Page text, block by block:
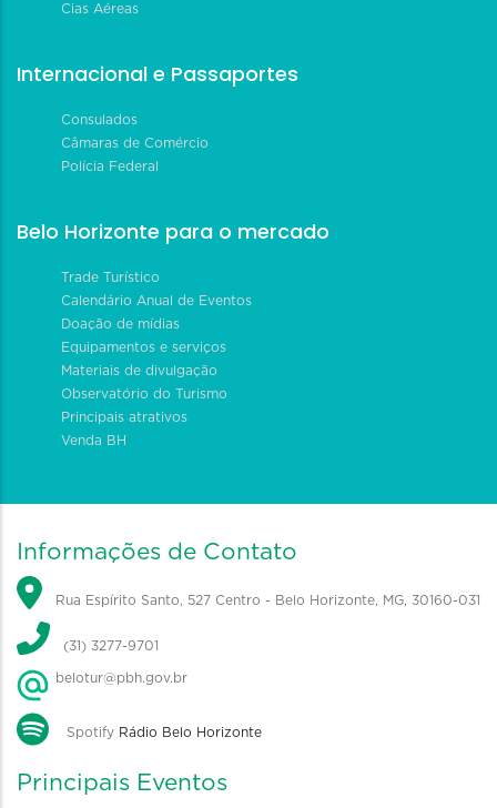
Cias Aéreas
Internacional e Passaportes
Consulados
Câmaras de Comércio
Polícia Federal
Belo Horizonte para o mercado
Trade Turístico
Calendário Anual de Eventos
Doação de mídias
Equipamentos e serviços
Materiais de divulgação
Observatório do Turismo
Principais atrativos
Venda BH
Informações de Contato
Rua Espírito Santo, 527 Centro - Belo Horizonte, MG, 30160-031
(31) 3277-9701
belotur@pbh.gov.br
Spotify Rádio Belo Horizonte
Principais Eventos